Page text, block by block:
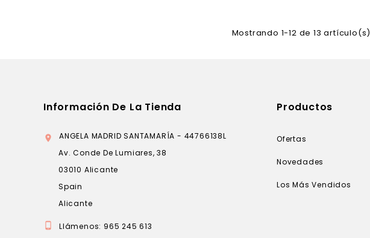
Mostrando 1-12 de 13 artículo(s)
Información De La Tienda

ANGELA MADRID SANTAMARÍA - 44766138L
Av. Conde De Lumiares, 38
03010 Alicante
Spain
Alicante
 Llámenos: 965 245 613
Productos
Ofertas
Novedades
Los Más Vendidos